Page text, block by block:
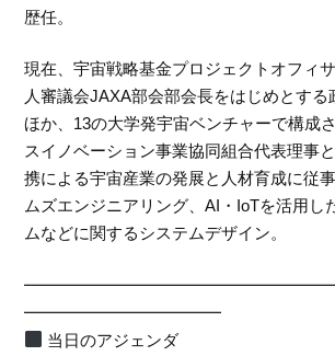
歴任。
現在、宇宙戦略基金プロジェクトオフィ
人審議会JAXA部会部会長をはじめとする
ほか、13の大学発宇宙ベンチャーで構成
スイノベーション事業協同組合代表理事
携による宇宙産業の発展と人材育成に従
ムズエンジニアリング、AI・IoTを活用し
ムなどに関するシステムデザイン。
━━━━━━━━━━━━
当日のアジェンダ